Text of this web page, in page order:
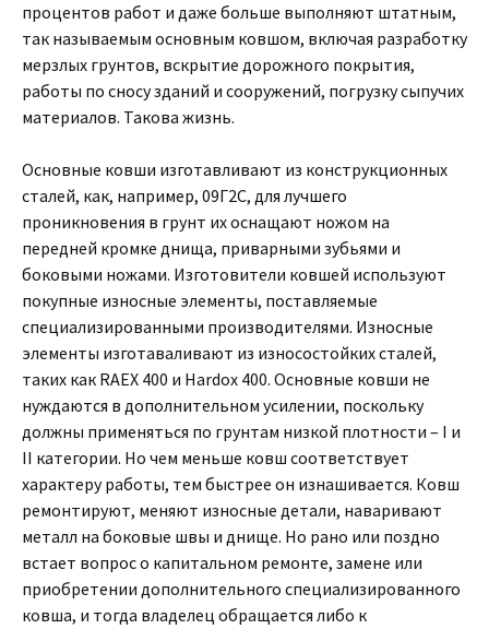
процентов работ и даже больше выполняют штатным,
так называемым основным ковшом, включая разработку
мерзлых грунтов, вскрытие дорожного покрытия,
работы по сносу зданий и сооружений, погрузку сыпучих
материалов. Такова жизнь.
Основные ковши изготавливают из конструкционных
сталей, как, например, 09Г2С, для лучшего
проникновения в грунт их оснащают ножом на
передней кромке днища, приварными зубьями и
боковыми ножами. Изготовители ковшей используют
покупные износные элементы, поставляемые
специализированными производителями. Износные
элементы изготаваливают из износостойких сталей,
таких как RAEX 400 и Hardox 400. Основные ковши не
нуждаются в дополнительном усилении, поскольку
должны применяться по грунтам низкой плотности – I и
II категории. Но чем меньше ковш соответствует
характеру работы, тем быстрее он изнашивается. Ковш
ремонтируют, меняют износные детали, наваривают
металл на боковые швы и днище. Но рано или поздно
встает вопрос о капитальном ремонте, замене или
приобретении дополнительного специализированного
ковша, и тогда владелец обращается либо к